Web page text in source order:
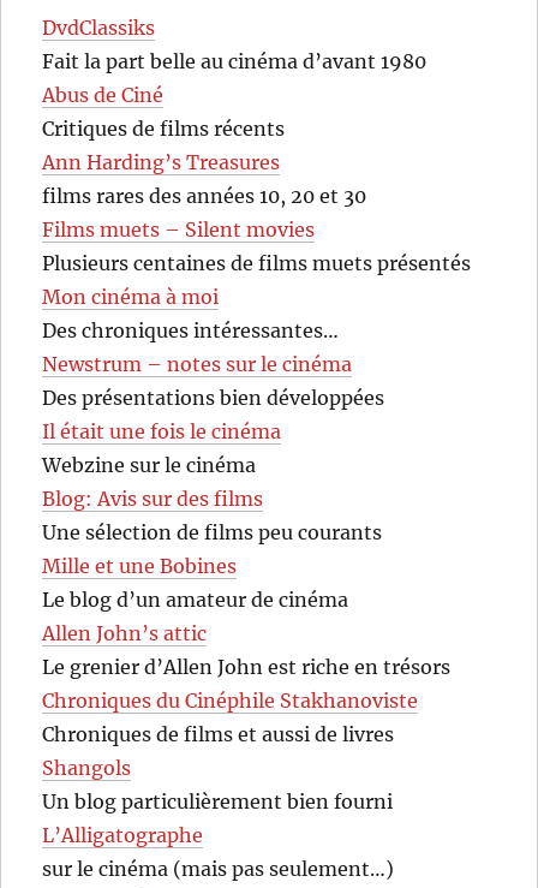
DvdClassiks
Fait la part belle au cinéma d’avant 1980
Abus de Ciné
Critiques de films récents
Ann Harding’s Treasures
films rares des années 10, 20 et 30
Films muets – Silent movies
Plusieurs centaines de films muets présentés
Mon cinéma à moi
Des chroniques intéressantes…
Newstrum – notes sur le cinéma
Des présentations bien développées
Il était une fois le cinéma
Webzine sur le cinéma
Blog: Avis sur des films
Une sélection de films peu courants
Mille et une Bobines
Le blog d’un amateur de cinéma
Allen John’s attic
Le grenier d’Allen John est riche en trésors
Chroniques du Cinéphile Stakhanoviste
Chroniques de films et aussi de livres
Shangols
Un blog particulièrement bien fourni
L’Alligatographe
sur le cinéma (mais pas seulement…)